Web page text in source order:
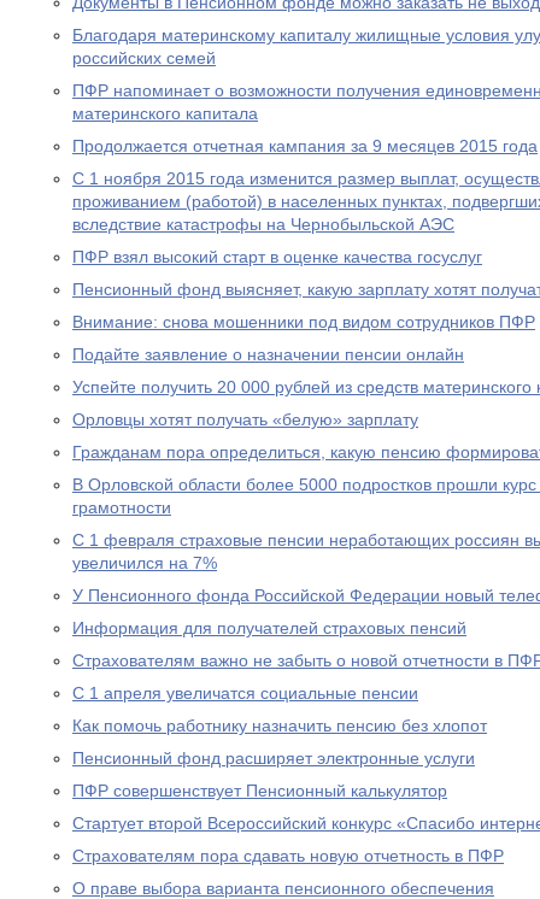
Благодаря материнскому капиталу жилищные условия
российских семей
ПФР напоминает о возможности получения
материнского капитала
Продолжается отчетная кампания за 9 месяцев 2015 года
С 1 ноября 2015 года изменится размер выплат,
проживанием (работой) в населенных пунктах,
вследствие катастрофы на Чернобыльской АЭС
ПФР взял высокий старт в оценке качества госуслуг
Пенсионный фонд выясняет, какую зарплату хотят
Внимание: снова мошенники под видом сотрудников ПФР
Подайте заявление о назначении пенсии онлайн
Успейте получить 20 000 рублей из средств материнского
Орловцы хотят получать «белую» зарплату
Гражданам пора определиться, какую пенсию
В Орловской области более 5000 подростков прошли
грамотности
С 1 февраля страховые пенсии неработающих россиян
увеличился на 7%
У Пенсионного фонда Российской Федерации новый
Информация для получателей страховых пенсий
Страхователям важно не забыть о новой отчетности в
С 1 апреля увеличатся социальные пенсии
Как помочь работнику назначить пенсию без хлопот
Пенсионный фонд расширяет электронные услуги
ПФР совершенствует Пенсионный калькулятор
Стартует второй Всероссийский конкурс «Спасибо
Страхователям пора сдавать новую отчетность в ПФР
О праве выбора варианта пенсионного обеспечения